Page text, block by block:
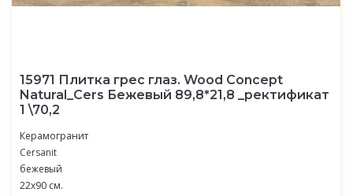
15971 Плитка грес глаз. Wood Concept
Natural_Cers Бежевый 89,8*21,8 _ректификат
1 \70,2
Керамогранит
Cersanit
бежевый
22x90 см.